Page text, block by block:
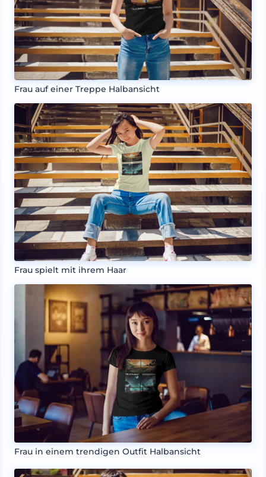
Frau auf einer Treppe Halbansicht
Frau spielt mit ihrem Haar
Frau in einem trendigen Outfit Halbansicht